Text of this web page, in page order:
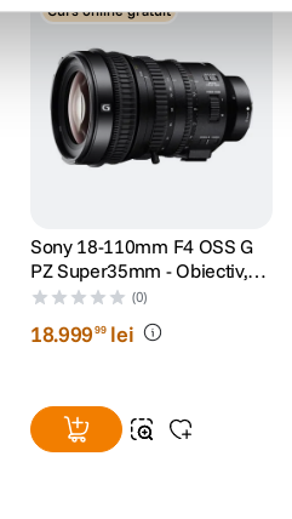
Curs online gratuit
Sony 18-110mm F4 OSS G
PZ Super35mm - Obiectiv,
Sony E
(0)
18.99999 lei